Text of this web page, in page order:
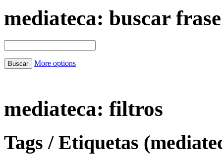
mediateca: buscar frase
More options
mediateca: filtros
Tags / Etiquetas